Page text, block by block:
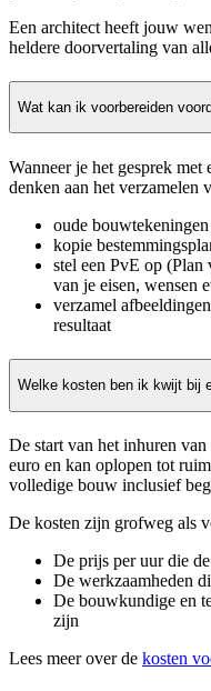
Een architect heeft jouw
heldere doorvertaling van
Wat kan ik voorbereiden
Wanneer je het gesprek met
denken aan het verzamelen
oude
kopie
stel een PvE op (Plan
van je eisen, wensen
verzamel
resultaat
Welke kosten ben ik kwijt bij
De start van het inhuren
euro en kan oplopen tot
volledige bouw inclusief
De kosten zijn grofweg als
De prijs per uur die
De werkzaamheden
De bouwkundige en
zijn
Lees meer over de kosten